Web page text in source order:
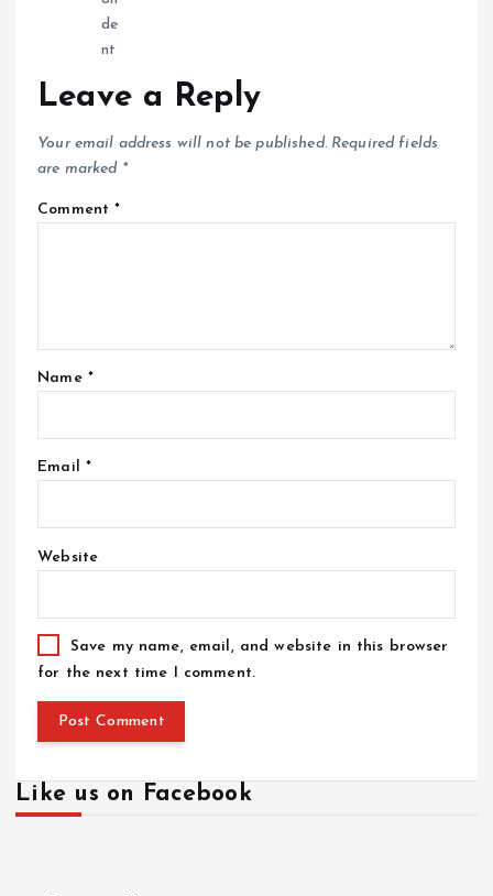
Leave a Reply
Your email address will not be published. Required fields
are marked *
Comment*
Name *
Email *
Website
Save my name, email, and website in this browser
for the next time I comment.
Like us on Facebook